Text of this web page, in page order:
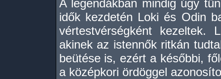
A legendákban mindig úgy
idők kezdetén Loki és Odin
vértestvérségként
akinek az istennők ritkán
beütése is, ezért a későbbi,
a középkori ördöggel